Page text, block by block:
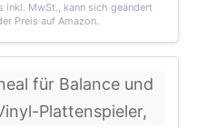
inkl. MwSt., kann sich geändert
Preis auf Amazon.